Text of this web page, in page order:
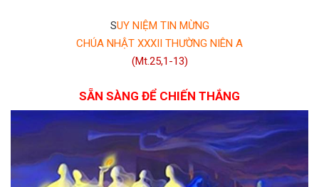
SUY NIỆM TIN MỪNG
CHÚA NHẬT XXXII THƯỜNG NIÊN A
(Mt.25,1-13)
SẴN SÀNG ĐỂ CHIẾN THẮNG